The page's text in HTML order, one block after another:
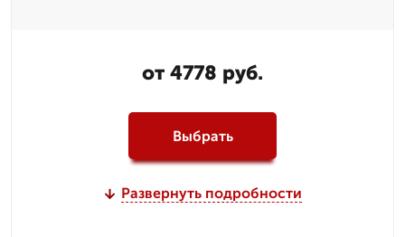
от 4778 руб.
Выбрать
Развернуть подробности